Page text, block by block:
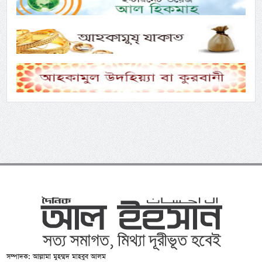
সম্পাদক: আল্লামা মুহম্মদ মাহবুব আলম